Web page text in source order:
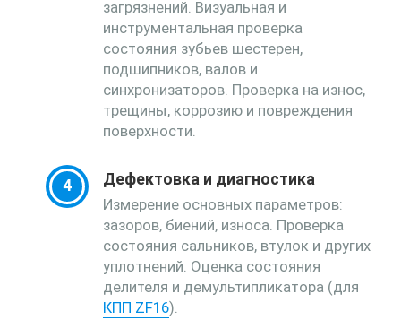
загрязнений. Визуальная и
инструментальная проверка
состояния зубьев шестерен,
подшипников, валов и
синхронизаторов. Проверка на износ,
трещины, коррозию и повреждения
поверхности.
Дефектовка и диагностика
Измерение основных параметров:
зазоров, биений, износа. Проверка
состояния сальников, втулок и других
уплотнений. Оценка состояния
делителя и демультипликатора (для
КПП ZF16).